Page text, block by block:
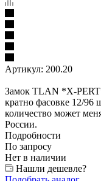
Артикул: 200.20
Замок TLAN *X-
кратно фасовке 12/96
количество может
России.
Подробности
По запросу
Нет в наличии
Нашли дешевле?